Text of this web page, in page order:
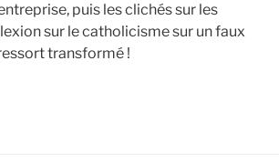
puis les clichés sur les
sur le catholicisme sur un faux
transformé !